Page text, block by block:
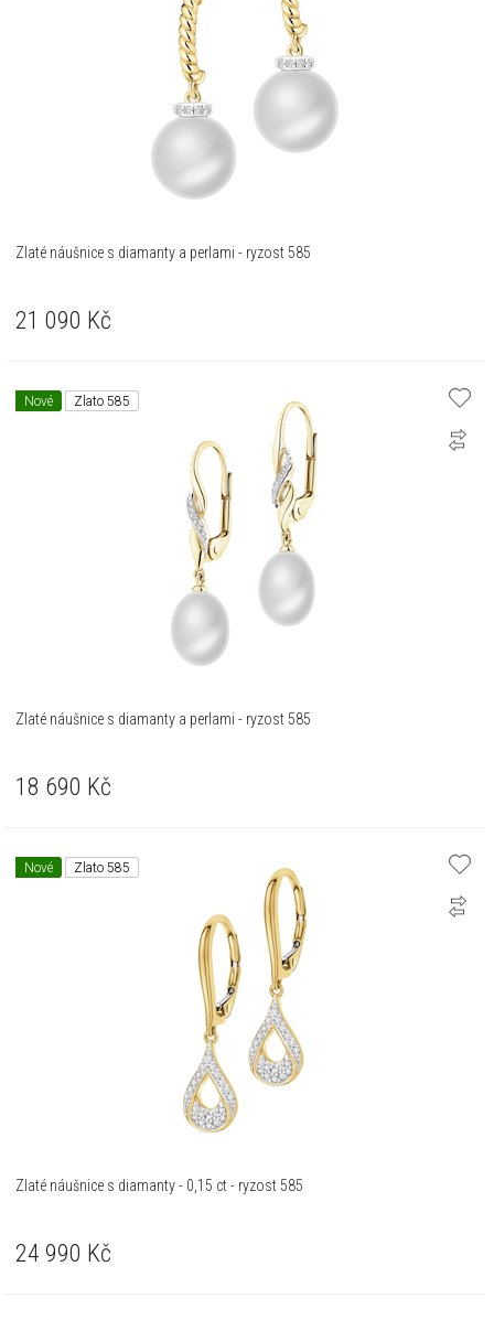
Zlaté náušnice s diamanty a perlami - ryzost 585
21 090 Kč
Nové Zlato 585
Zlaté náušnice s diamanty a perlami - ryzost 585
18 690 Kč
Nové Zlato 585
Zlaté náušnice s diamanty - 0,15 ct - ryzost 585
24 990 Kč